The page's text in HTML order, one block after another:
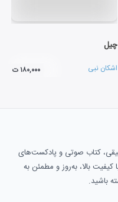
چیل
اشکان نبی ۱۸۰,۰۰۰ ت
کتاب صوتی و پادکست‌های
بالا، به‌روز و مطمئن به
باشید.